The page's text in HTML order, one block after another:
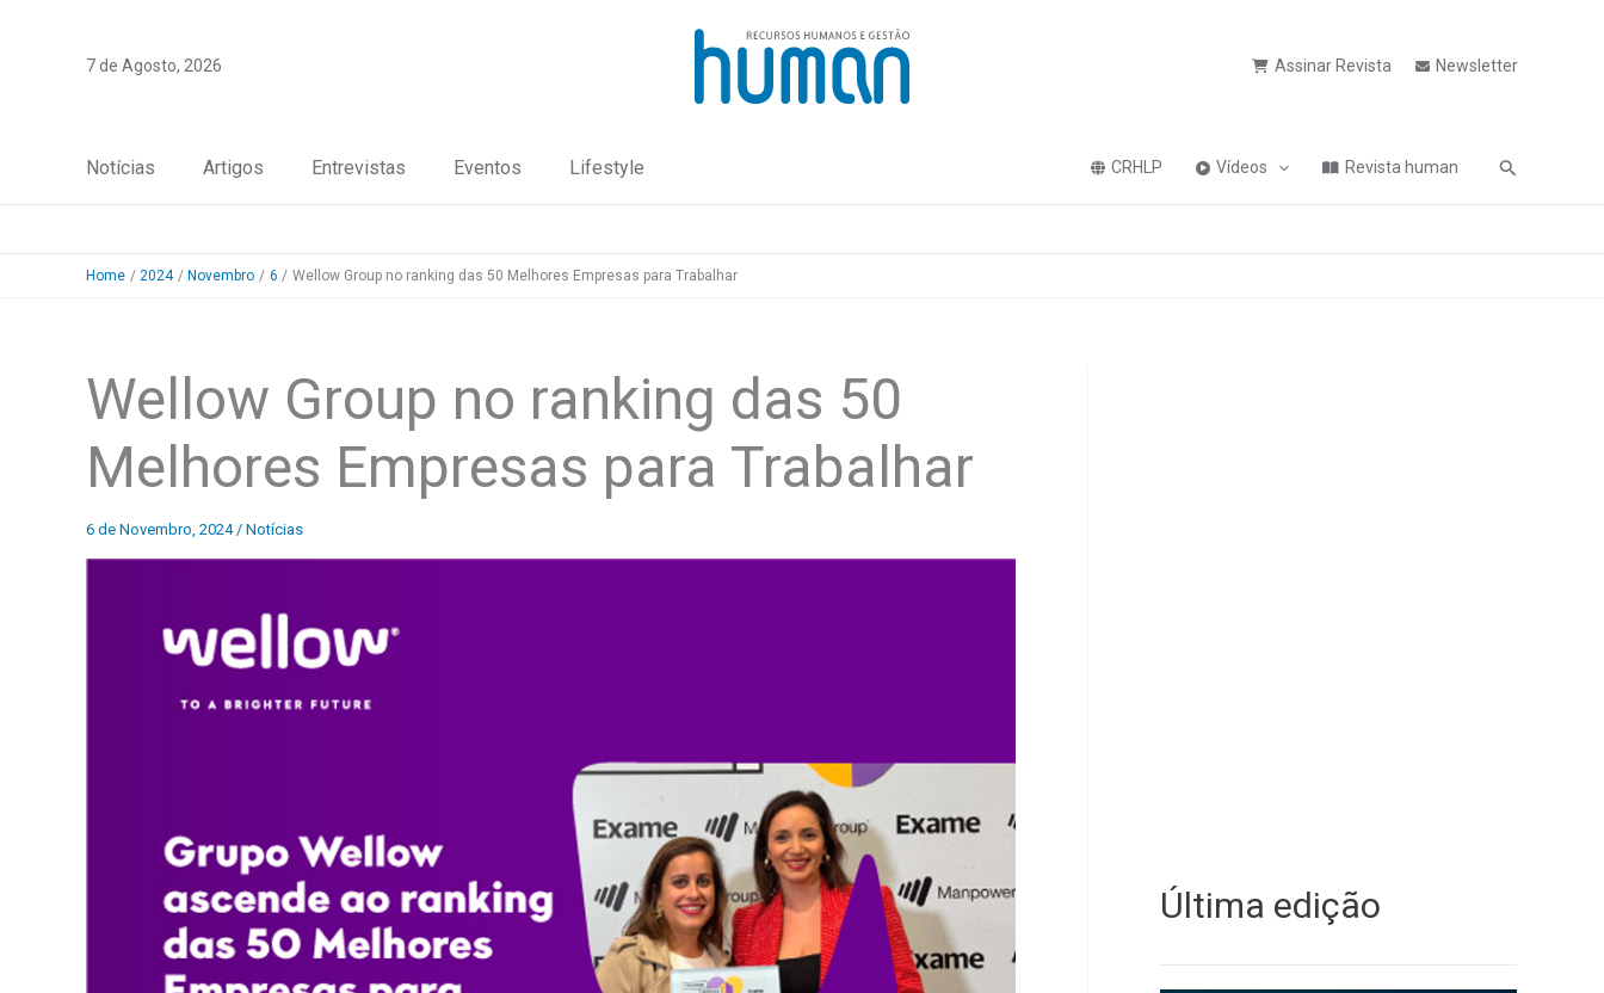
7 de Agosto, 2026 Assinar Revista Newsletter
Notícias Artigos Entrevistas Eventos Lifestyle CRHLP Vídeos Revista human Pesquisa
Home 2024 Novembro 6 Wellow Group no ranking das 50 Melhores Empresas para Trabalhar
Wellow Group no ranking das 50
Melhores Empresas para Trabalhar
6 de Novembro, 2024 / Notícias
Última edição